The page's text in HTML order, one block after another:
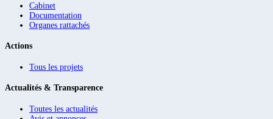
Cabinet
Documentation
Organes rattachés
Actions
Tous les projets
Actualités & Transparence
Toutes les actualités